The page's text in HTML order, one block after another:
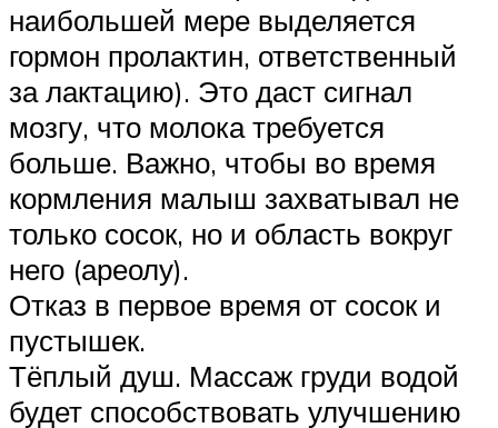
наибольшей мере выделяется
гормон пролактин, ответственный
за лактацию). Это даст сигнал
мозгу, что молока требуется
больше. Важно, чтобы во время
кормления малыш захватывал не
только сосок, но и область вокруг
него (ареолу).
Отказ в первое время от сосок и
пустышек.
Тёплый душ. Массаж груди водой
будет способствовать улучшению